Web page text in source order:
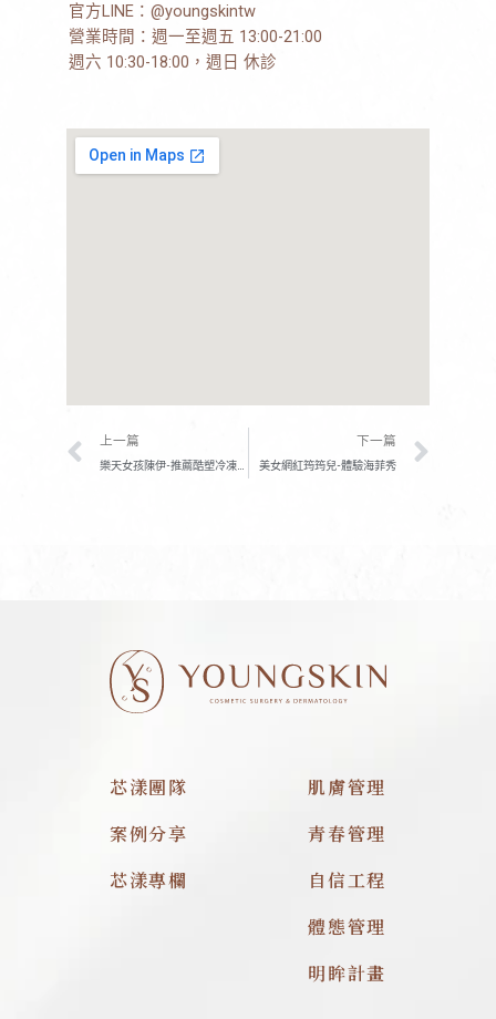
官方LINE： @youngskintw
營業時間：週一至週五 13:00-21:00
週六 10:30-18:00，週日 休診
上一頁
上一篇
樂天女孩陳伊-推薦酷塑冷凍減脂
下一篇
美女網紅筠筠兒-體驗海菲秀
芯漾團隊
案例分享
芯漾專欄
肌膚管理
青春管理
自信工程
體態管理
明眸計畫